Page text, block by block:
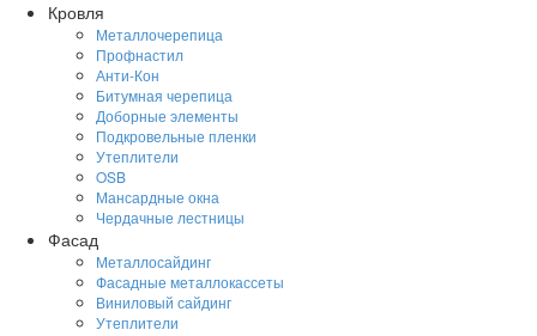
Кровля
Металлочерепица
Профнастил
Анти-Кон
Битумная черепица
Доборные элементы
Подкровельные пленки
Утеплители
OSB
Мансардные окна
Чердачные лестницы
Фасад
Металлосайдинг
Фасадные металлокассеты
Виниловый сайдинг
Утеплители